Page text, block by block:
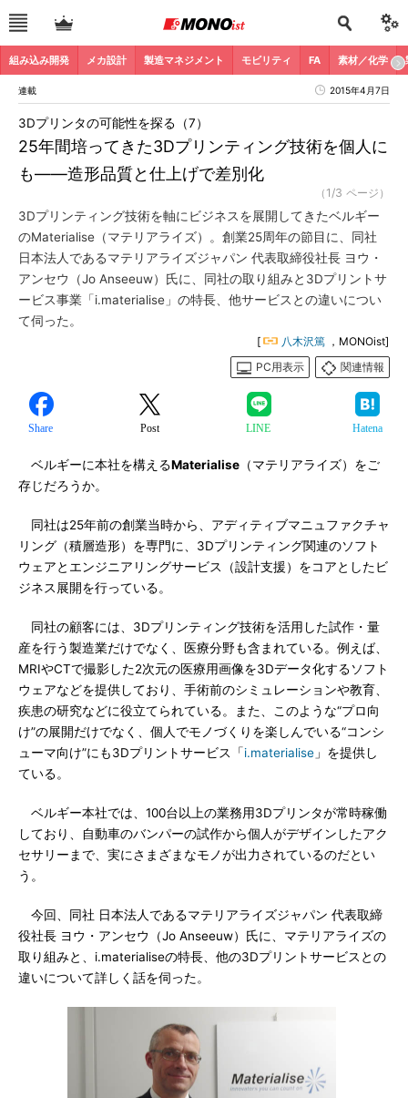
組み込み開発 メカ設計 製造マネジメント モビリティ FA 素材／化学
連載 2015年4月7日
25年間培ってきた3Dプリンティング技術を個人に
も――造形品質と仕上げで差別化
3Dプリンタの可能性を探る（7）
（1/3 ページ）
3Dプリンティング技術を軸にビジネスを展開してきたベルギー
のMaterialise（マテリアライズ）。創業25周年の節目に、同社
日本法人であるマテリアライズジャパン 代表取締役社長 ヨウ・
アンセウ（Jo Anseeuw）氏に、同社の取り組みと3Dプリントサ
ービス事業「i.materialise」の特長、他サービスとの違いについ
て伺った。
[ 八木沢篤 ，MONOist]
PC用表示
関連情報
Share Post LINE Hatena
ベルギーに本社を構えるMaterialise （マテリアライズ）をご
存じだろうか。
同社は25年前の創業当時から、アディティブマニュファクチャ
リング（積層造形）を専門に、3Dプリンティング関連のソフト
ウェアとエンジニアリングサービス（設計支援）をコアとしたビ
ジネス展開を行っている。
同社の顧客には、3Dプリンティング技術を活用した試作・量
産を行う製造業だけでなく、医療分野も含まれている。例えば、
MRIやCTで撮影した2次元の医療用画像を3Dデータ化するソフト
ウェアなどを提供しており、手術前のシミュレーションや教育、
疾患の研究などに役立てられている。また、このような“プロ向
け”の展開だけでなく、個人でモノづくりを楽しんでいる“コンシ
ューマ向け”にも3Dプリントサービス「i.materialise 」を提供し
ている。
ベルギー本社では、100台以上の業務用3Dプリンタが常時稼働
しており、自動車のバンパーの試作から個人がデザインしたアク
セサリーまで、実にさまざまなモノが出力されているのだとい
う。
今回、同社 日本法人であるマテリアライズジャパン 代表取締
役社長 ヨウ・アンセウ（Jo Anseeuw）氏に、マテリアライズの
取り組みと、i.materialiseの特長、他の3Dプリントサービスとの
違いについて詳しく話を伺った。